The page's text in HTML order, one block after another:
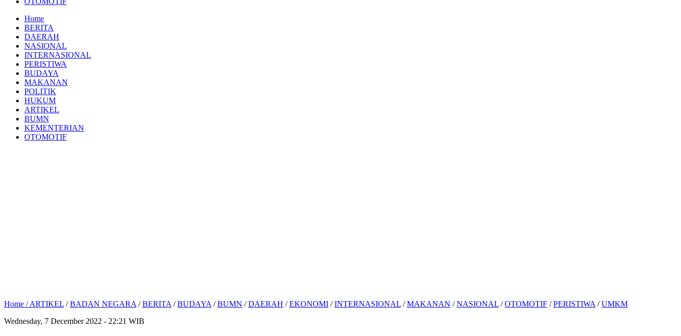
Home
BERITA
DAERAH
NASIONAL
INTERNASIONAL
PERISTIWA
BUDAYA
MAKANAN
POLITIK
HUKUM
ARTIKEL
BUMN
KEMENTERIAN
OTOMOTIF
Home /ARTIKEL /BADAN NEGARA /BERITA /BUDAYA /BUMN /DAERAH /EKONOMI /INTERNASIONAL /MAKANAN /NASIONAL /OTOMOTIF /PERISTIWA /UMKM
Wednesday, 7 December 2022 - 22:21 WIB